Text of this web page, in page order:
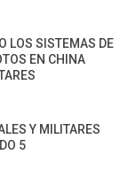
LOS SISTEMAS DE
EN CHINA
Y MILITARES
5